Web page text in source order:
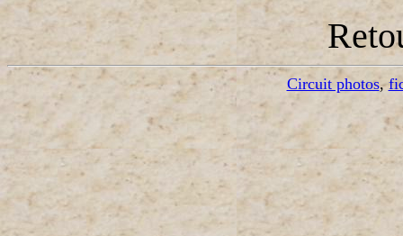
Circuit photos,